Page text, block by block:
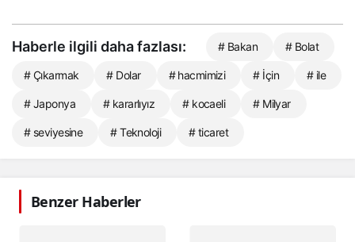
Haberle ilgili daha fazlası: # Bakan # Bolat
# Çıkarmak # Dolar # hacmimizi # İçin # ile
# Japonya # kararlıyız # kocaeli # Milyar
# seviyesine # Teknoloji # ticaret
Benzer Haberler